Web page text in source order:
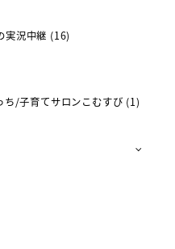
実況中継 (16)
/子育てサロンこむすび (1)